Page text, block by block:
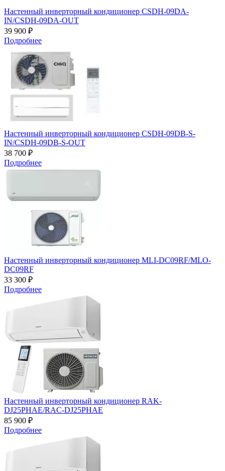
Настенный инверторный кондиционер CSDH-09DA-
IN/CSDH-09DA-OUT
39 900 ₽
Подробнее
Настенный инверторный кондиционер CSDH-09DB-S-
IN/CSDH-09DB-S-OUT
38 700 ₽
Подробнее
Настенный инверторный кондиционер MLI-DC09RF/MLO-
DC09RF
33 300 ₽
Подробнее
Настенный инверторный кондиционер RAK-
DJ25PHAE/RAC-DJ25PHAE
85 900 ₽
Подробнее